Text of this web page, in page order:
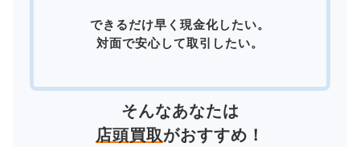
できるだけ早く現金化したい。
対面で安心して取引したい。
そんなあなたは
店頭買取がおすすめ！